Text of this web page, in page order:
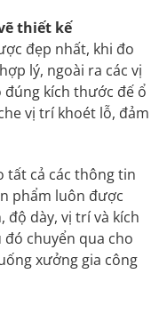
thiết kế
đẹp nhất, khi đo
lý, ngoài ra các vị
kích thước đế ổ
vị trí khoét lỗ, đảm
tất cả các thông tin
phẩm luôn được
độ dày, vị trí và kích
chuyển qua cho
xưởng gia công